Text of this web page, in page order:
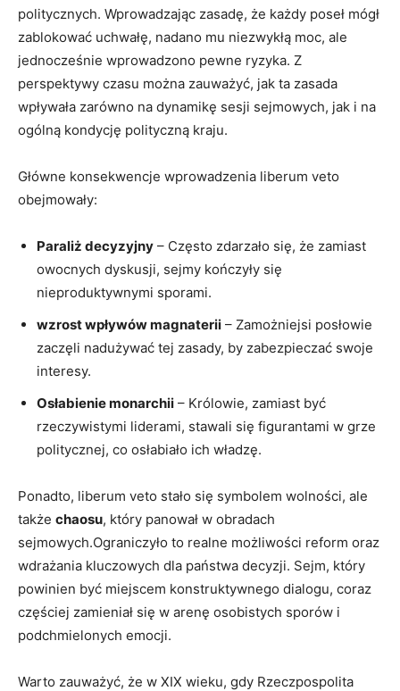
⁢politycznych. Wprowadzając zasadę, że każdy poseł mógł
zablokować uchwałę, nadano mu niezwykłą moc, ale
jednocześnie wprowadzono pewne ryzyka. Z
perspektywy czasu można zauważyć, jak ta‌ zasada
wpływała zarówno ⁤na dynamikę sesji‌ sejmowych, jak i na
ogólną kondycję polityczną kraju.
Główne konsekwencje wprowadzenia liberum veto ​
obejmowały:
Paraliż decyzyjny – Często zdarzało się, że ‍zamiast
owocnych dyskusji, sejmy kończyły ⁣się
‌nieproduktywnymi sporami.
wzrost wpływów magnaterii – ​Zamożniejsi posłowie
zaczęli nadużywać tej zasady, by‍ zabezpieczać swoje
interesy.
Osłabienie monarchii – Królowie, zamiast być ​
rzeczywistymi‌ liderami, stawali się figurantami w grze
politycznej, co osłabiało⁤ ich władzę.
Ponadto, liberum veto stało się ⁣symbolem wolności, ale⁢
także chaosu, który panował w obradach‍
sejmowych.Ograniczyło to realne ⁣możliwości‍ reform oraz
wdrażania kluczowych ⁢dla państwa decyzji. Sejm, który
powinien ⁢być ⁢miejscem konstruktywnego dialogu, coraz ​
częściej zamieniał się w arenę ‍osobistych sporów i
podchmielonych emocji.
Warto zauważyć, że w XIX wieku, gdy Rzeczpospolita